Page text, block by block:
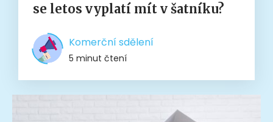
se letos vyplatí mít v šatníku?
Komerční sdělení
5 minut čtení